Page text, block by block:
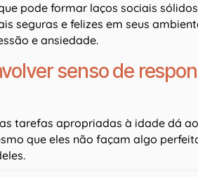
pode formar laços sociais
seguras e felizes em seus
e ansiedade.
senso de
tarefas apropriadas à idade dá
que eles não façam algo